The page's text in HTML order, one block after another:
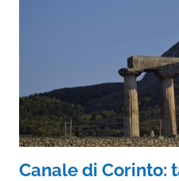
Canale di Corinto: